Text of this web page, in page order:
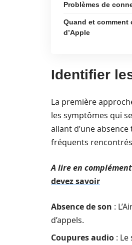
Problèmes de
Quand et
d’Apple
Identifier
La première
les symptômes qui
allant d’une
fréquents
A lire en
devez savoir
Absence de son :
d’appels.
Coupures audio :